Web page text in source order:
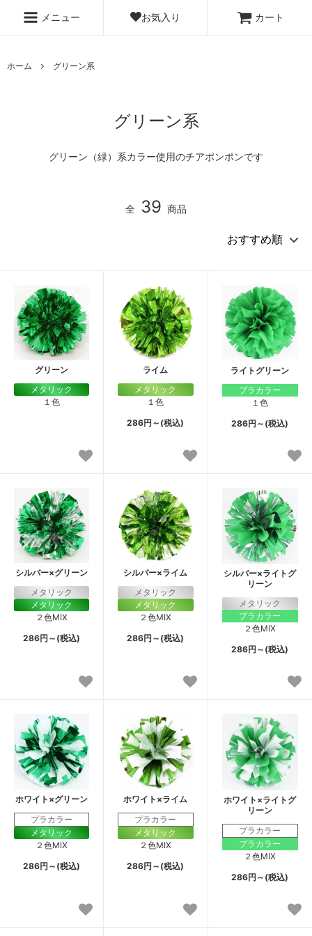
メニュー お気入り カート
ホーム グリーン系
グリーン系
グリーン（緑）系カラー使用のチアポンポンです
全 39 商品
グリーン
メタリック
１色
ライム
メタリック
１色
286円～(税込)
ライトグリーン
プラカラー
１色
286円～(税込)
シルバー×グリーン
メタリック
メタリック
２色MIX
286円～(税込)
シルバー×ライム
メタリック
メタリック
２色MIX
286円～(税込)
シルバー×ライトグ
リーン
メタリック
プラカラー
２色MIX
286円～(税込)
ホワイト×グリーン
プラカラー
メタリック
２色MIX
286円～(税込)
ホワイト×ライム
プラカラー
メタリック
２色MIX
286円～(税込)
ホワイト×ライトグ
リーン
プラカラー
プラカラー
２色MIX
286円～(税込)